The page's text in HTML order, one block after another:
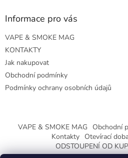
Informace pro vás
VAPE & SMOKE MAG
KONTAKTY
Jak nakupovat
Obchodní podmínky
Podmínky ochrany osobních údajů
VAPE & SMOKE MAG Obchodní
Kontakty Otevírací
ODSTOUPENÍ OD